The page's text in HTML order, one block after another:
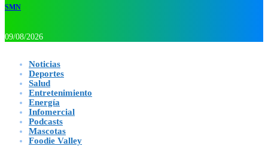
SMN
09/08/2026
Noticias
Deportes
Salud
Entretenimiento
Energía
Infomercial
Podcasts
Mascotas
Foodie Valley